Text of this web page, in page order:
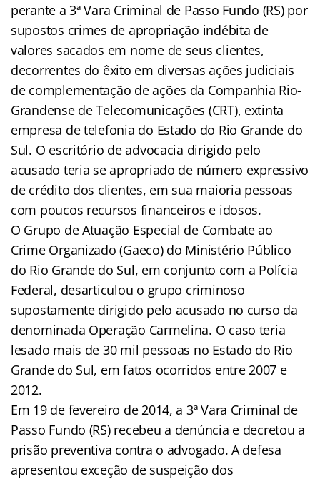
perante a 3ª Vara Criminal de Passo Fundo (RS) por
supostos crimes de apropriação indébita de
valores sacados em nome de seus clientes,
decorrentes do êxito em diversas ações judiciais
de complementação de ações da Companhia Rio-
Grandense de Telecomunicações (CRT), extinta
empresa de telefonia do Estado do Rio Grande do
Sul. O escritório de advocacia dirigido pelo
acusado teria se apropriado de número expressivo
de crédito dos clientes, em sua maioria pessoas
com poucos recursos financeiros e idosos.
O Grupo de Atuação Especial de Combate ao
Crime Organizado (Gaeco) do Ministério Público
do Rio Grande do Sul, em conjunto com a Polícia
Federal, desarticulou o grupo criminoso
supostamente dirigido pelo acusado no curso da
denominada Operação Carmelina. O caso teria
lesado mais de 30 mil pessoas no Estado do Rio
Grande do Sul, em fatos ocorridos entre 2007 e
2012.
Em 19 de fevereiro de 2014, a 3ª Vara Criminal de
Passo Fundo (RS) recebeu a denúncia e decretou a
prisão preventiva contra o advogado. A defesa
apresentou exceção de suspeição dos